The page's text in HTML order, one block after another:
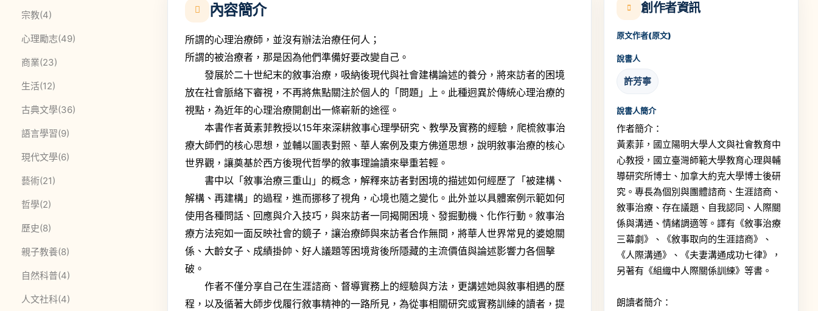
宗教此分類有
(4)
心理勵志此分類有
(49)
商業此分類有
(23)
生活此分類有
(12)
古典文學此分類有
(36)
語言學習此分類有
(9)
現代文學此分類有
(6)
藝術此分類有
(21)
哲學此分類有
(2)
歷史此分類有
(8)
親子教養此分類有
(8)
自然科普此分類有
(4)
人文社科此分類有
(4)
內容簡介
所謂的心理治療師，並沒有辦法治療任何人；
所謂的被治療者，那是因為他們準備好要改變自己。
發展於二十世紀末的敘事治療，吸納後現代與社會建構論述的養分，將來訪者的困境
放在社會脈絡下審視，不再將焦點關注於個人的「問題」上。此種迥異於傳統心理治療的
視點，為近年的心理治療開創出一條嶄新的途徑。
本書作者黃素菲教授以15年來深耕敘事心理學研究、教學及實務的經驗，爬梳敘事治
療大師們的核心思想，並輔以圖表對照、華人案例及東方佛道思想，說明敘事治療的核心
世界觀，讓奠基於西方後現代哲學的敘事理論讀來舉重若輕。
書中以「敘事治療三重山」的概念，解釋來訪者對困境的描述如何經歷了「被建構、
解構、再建構」的過程，進而挪移了視角，心境也隨之變化。此外並以具體案例示範如何
使用各種問話、回應與介入技巧，與來訪者一同揭開困境、發掘動機、化作行動。敘事治
療方法宛如一面反映社會的鏡子，讓治療師與來訪者合作無間，將華人世界常見的婆媳關
係、大齡女子、成績掛帥、好人議題等困境背後所隱藏的主流價值與論述影響力各個擊
破。
作者不僅分享自己在生涯諮商、督導實務上的經驗與方法，更講述她與敘事相遇的歷
程，以及循著大師步伐履行敘事精神的一路所見，為從事相關研究或實務訓練的讀者，提
創作者資訊
原文作者(原文)
說書人
許芳寧
說書人簡介
作者簡介：
黃素菲，國立陽明大學人文與社會教育中
心教授，國立臺灣師範大學教育心理與輔
導研究所博士、加拿大約克大學博士後研
究。專長為個別與團體諮商、生涯諮商、
敘事治療、存在議題、自我認同、人際關
係與溝通、情緒調適等。譯有《敘事治療
三幕劇》、《敘事取向的生涯諮商》、
《人際溝通》、《夫妻溝通成功七律》，
另著有《組織中人際關係訓練》等書。
朗讀者簡介：